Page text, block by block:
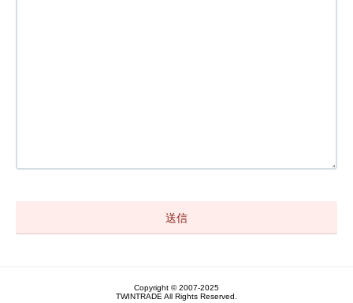
Copyright © 2007-2025
TWINTRADE All Rights Reserved.